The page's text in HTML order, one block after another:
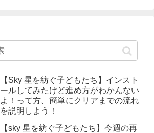
【Sky 星を紡ぐ子どもたち】インスト
ールしてみたけど進め方がわかんない
よ！って方、簡単にクリアまでの流れ
を説明しよう！
【sky 星を紡ぐ子どもたち】今週の再